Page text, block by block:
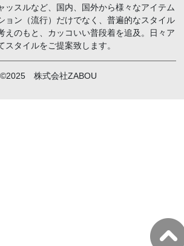
ッスルなど、国内、国外から様々なアイテム
ョン（流行）だけでなく、普遍的なスタイル
えのもと、カッコいい普段着を追及。日々ア
スタイルをご提案致します。
©2025 株式会社ZABOU